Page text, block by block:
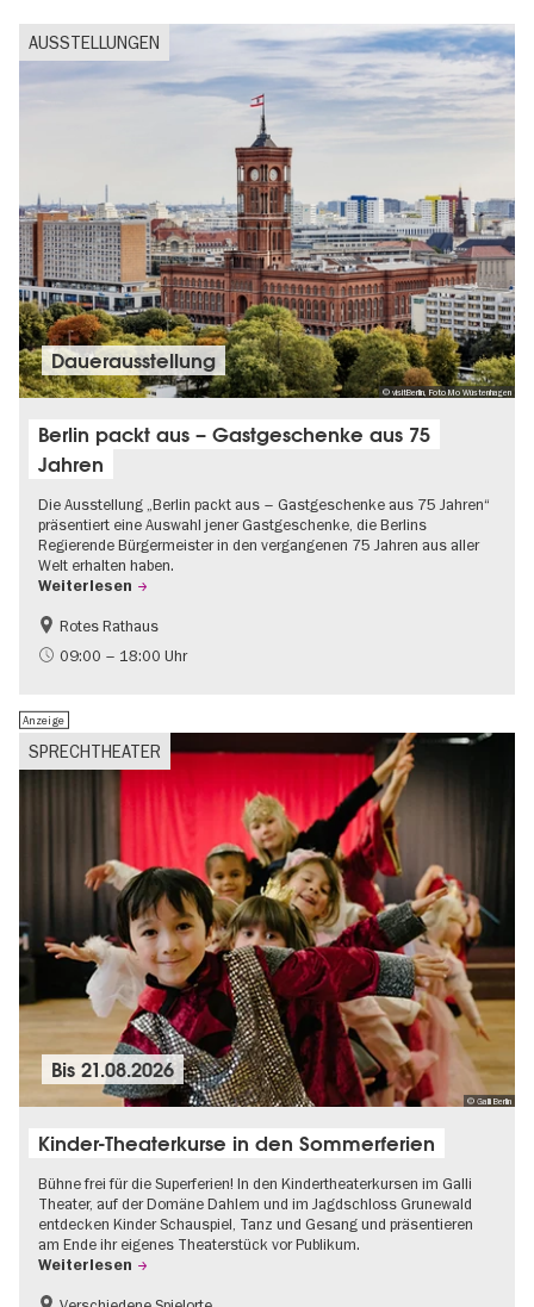
AUSSTELLUNGEN
© visitBerlin, Foto Mo Wüstenhagen
Dauer­aus­stel­lung
Berlin packt aus – Gastgeschenke aus 75
Jahren
Die Ausstellung „Berlin packt aus – Gastgeschenke aus 75 Jahren“
präsentiert eine Auswahl jener Gastgeschenke, die Berlins
Regierende Bürgermeister in den vergangenen 75 Jahren aus aller
Welt erhalten haben.
Weiterlesen
Geschichte
Gratis
Rotes Rathaus
09:00 – 18:00 Uhr
SPRECHTHEATER
Anzeige
© Galli Berlin
Bis21.08.2026
Kinder-Theaterkurse in den Sommerferien
Bühne frei für die Superferien! In den Kindertheaterkursen im Galli
Theater, auf der Domäne Dahlem und im Jagdschloss Grunewald
entdecken Kinder Schauspiel, Tanz und Gesang und präsentieren
am Ende ihr eigenes Theaterstück vor Publikum.
Weiterlesen